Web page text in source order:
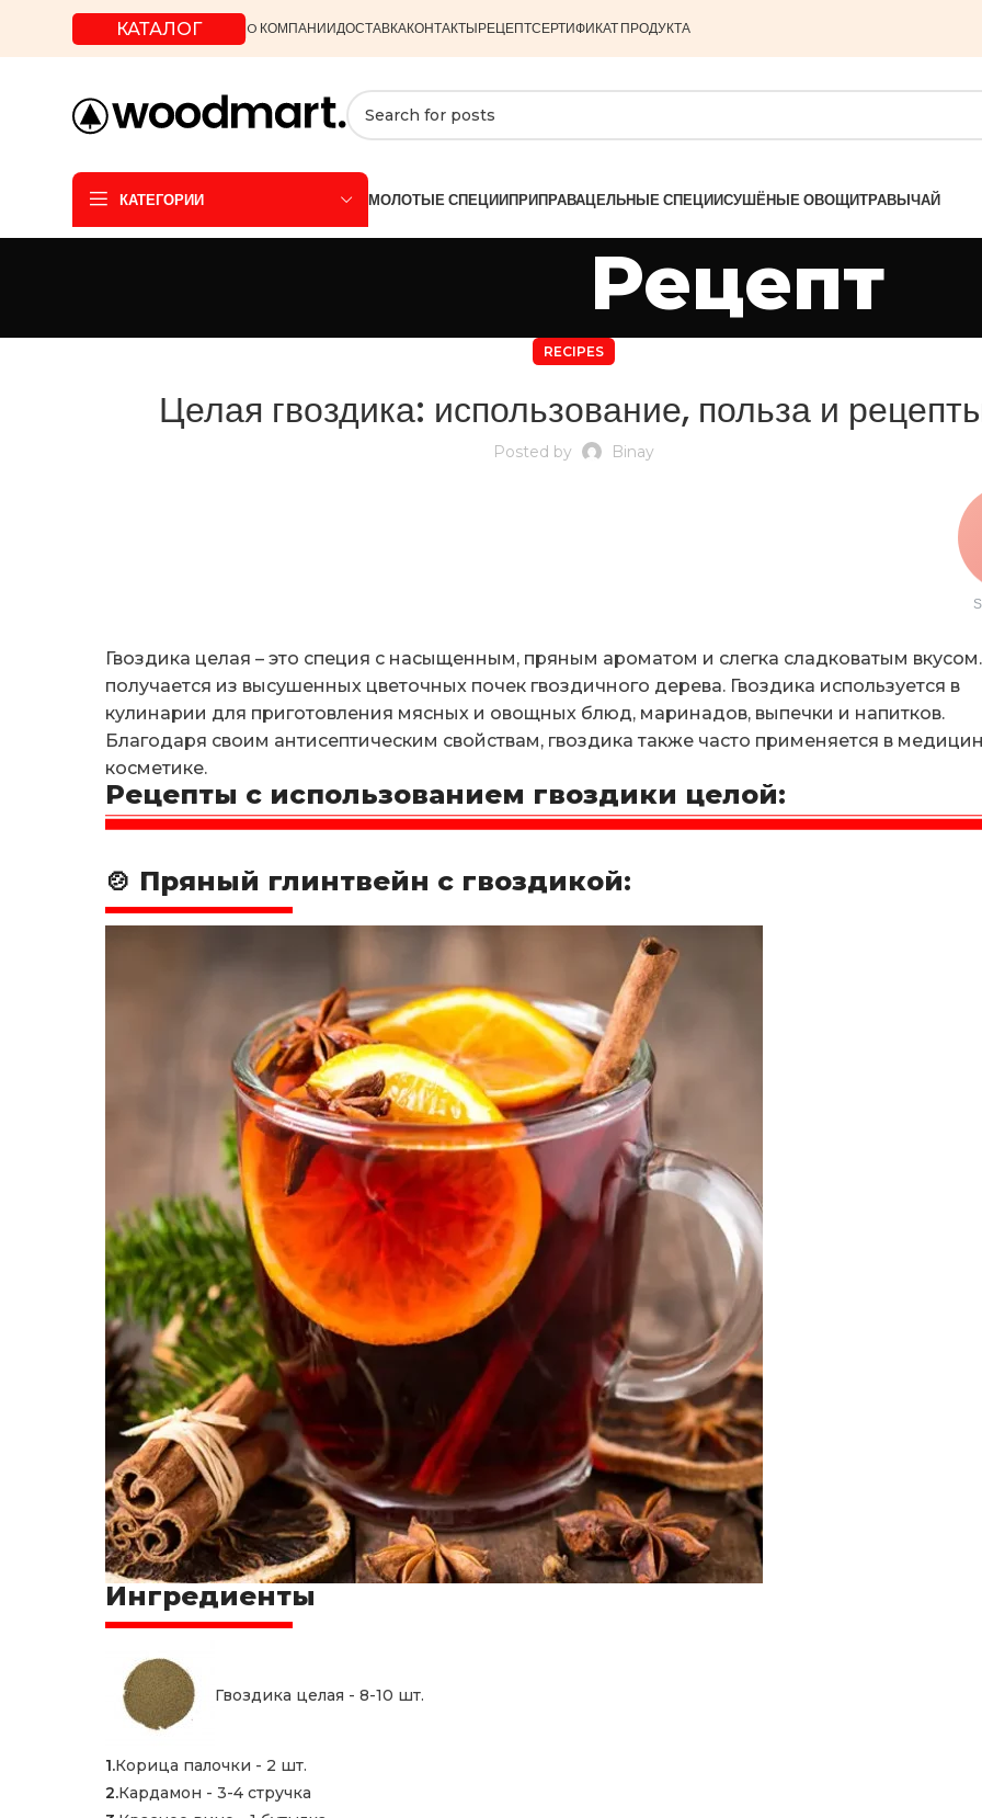
КАТАЛОГ O КОМПАНИИДОСТАВКАКОНТАКТЫРЕЦЕПТСЕРТИФИКАТ ПРОДУКТА
КАТЕГОРИИ МОЛОТЫЕ СПЕЦИИПРИПРАВАЦЕЛЬНЫЕ СПЕЦИИСУШЁНЫЕ ОВОЩИТРАВЫЧАЙ
Рецепт
RECIPES
Целая гвоздика: использование, польза и
Posted by Binay
Гвоздика целая – это специя с насыщенным, пряным ароматом и слегка сладковатым
получается из высушенных цветочных почек гвоздичного дерева. Гвоздика используется в
кулинарии для приготовления мясных и овощных блюд, маринадов, выпечки и напитков.
Благодаря своим антисептическим свойствам, гвоздика также часто применяется в
косметике.
Рецепты с использованием гвоздики целой:
🍲 Пряный глинтвейн с гвоздикой:
Ингредиенты
Гвоздика целая - 8-10 шт.
Корица палочки - 2 шт.
Кардамон - 3-4 стручка